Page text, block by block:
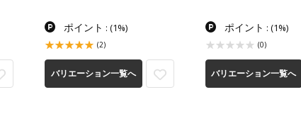
ポイント : (1%)
(2)
バリエーション一覧へ
ポイント : (1%)
(0)
バリエーション一覧へ